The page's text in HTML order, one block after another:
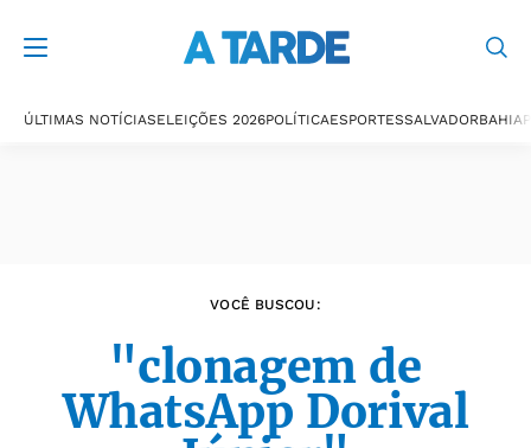
ÚLTIMAS NOTÍCIASELEIÇÕES 2026POLÍTICAESPORTESSALVADORBAHIA
VOCÊ BUSCOU:
"clonagem de
WhatsApp Dorival